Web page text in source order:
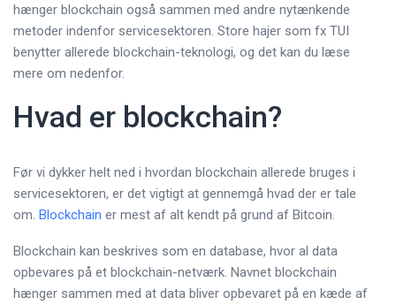
hænger blockchain også sammen med andre nytænkende
metoder indenfor servicesektoren. Store hajer som fx TUI
benytter allerede blockchain-teknologi, og det kan du læse
mere om nedenfor.
Hvad er blockchain?
Før vi dykker helt ned i hvordan blockchain allerede bruges i
servicesektoren, er det vigtigt at gennemgå hvad der er tale
om. Blockchain er mest af alt kendt på grund af Bitcoin.
Blockchain kan beskrives som en database, hvor al data
opbevares på et blockchain-netværk. Navnet blockchain
hænger sammen med at data bliver opbevaret på en kæde af